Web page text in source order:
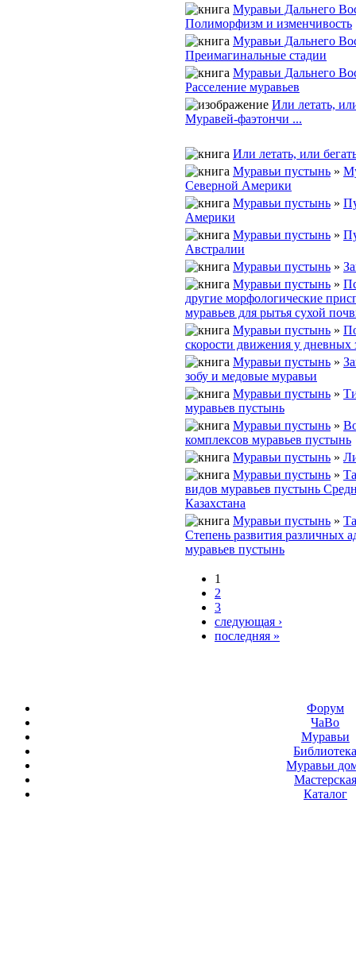
Муравьи Дальнего
Полиморфизм и изменчивость
Муравьи Дальнего
Преимагинальные стадии
Муравьи Дальнего
Расселение муравьев
Или летать,
Муравей-фаэтончи ...
Или летать, или
Муравьи пустынь »
Северной Америки
Муравьи пустынь »
Америки
Муравьи пустынь »
Австралии
Муравьи пустынь »
Муравьи пустынь »
другие морфологические
муравьев для рытья сухой
Муравьи пустынь »
скорости движения у дневных
Муравьи пустынь »
зобу и медовые муравьи
Муравьи пустынь »
муравьев пустынь
Муравьи пустынь »
комплексов муравьев пустынь
Муравьи пустынь »
Муравьи пустынь »
видов муравьев пустынь
Казахстана
Муравьи пустынь »
Степень развития различных
муравьев пустынь
1
2
3
следующая ›
последняя »
Форум
ЧаВо
Муравьи
Муравьи
Мастерская
Каталог